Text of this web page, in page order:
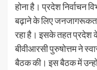
होना है। प्रदेश निर्वाचन
बढ़ाने के लिए
रहा है। इसके तहत प्रदेश के
बीवीआरसी पुरुषोत्तम ने
बैठक की। इस बैठक में